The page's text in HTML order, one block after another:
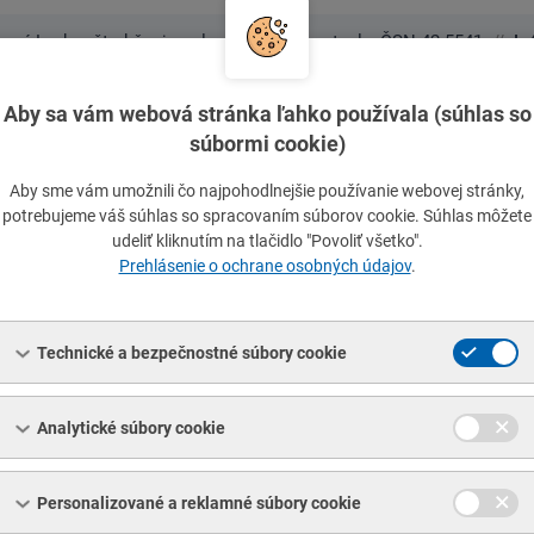
L z konštrukčnej ocele valcovanej za tepla, ČSN 42 5541 // L
L z konštrukčnej ocele valcovanej za tepla, DIN 1028 //
L z konštrukčnej ocele valcovanej za tepla, DIN 1028
L z konštrukčnej ocele valcovanej za tepla, EN 10056 // L
L z konštrukčnej ocele valcovanej za tepla, EN 10056
L z konštrukčnej ocele valcovanej za tepla, EN 10056 // L
L z konštrukčnej ocele valcovanej za tepla, ČSN 42 5541 // L
L z konštrukčnej ocele valcovanej za tepla, EN 10056
L z konštrukčnej ocele valcovanej za tepla, ČSN 42 5541 // L
Aby sa vám webová stránka ľahko používala (súhlas so
súbormi cookie)
Aby sme vám umožnili čo najpohodlnejšie používanie webovej stránky,
potrebujeme váš súhlas so spracovaním súborov cookie. Súhlas môžete
udeliť kliknutím na tlačidlo "Povoliť všetko".
Prehlásenie o ochrane osobných údajov.
Technické a bezpečnostné súbory cookie
Analytické súbory cookie
Personalizované a reklamné súbory cookie